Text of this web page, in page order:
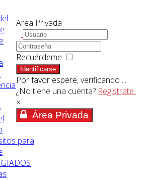
Area Privada
Recuérdeme
Identificarse
Por favor espere, verificando ...
¿No tiene una cuenta? Registrate
×
Área Privada
para